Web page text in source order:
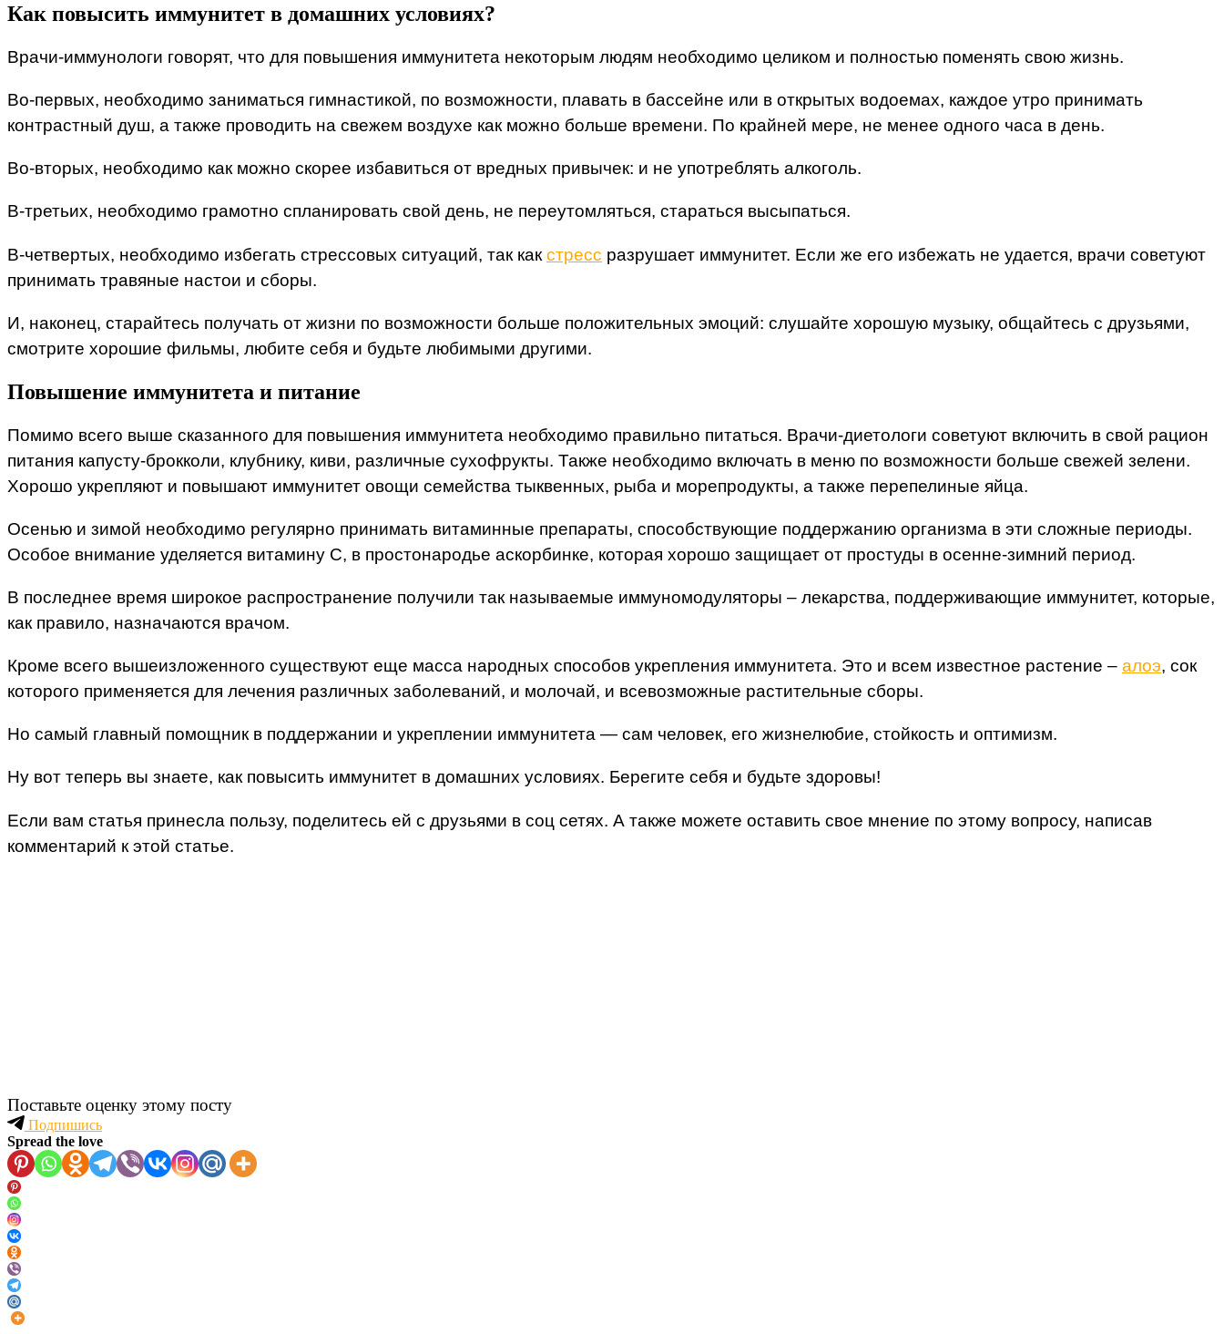
Как повысить иммунитет в домашних условиях?
Врачи-иммунологи говорят, что для повышения иммунитета некоторым людям необходимо целиком и полностью поменять свою жизнь.
Во-первых, необходимо заниматься гимнастикой, по возможности, плавать в бассейне или в открытых водоемах, каждое утро принимать
контрастный душ, а также проводить на свежем воздухе как можно больше времени. По крайней мере, не менее одного часа в день.
Во-вторых, необходимо как можно скорее избавиться от вредных привычек: и не употреблять алкоголь.
В-третьих, необходимо грамотно спланировать свой день, не переутомляться, стараться высыпаться.
В-четвертых, необходимо избегать стрессовых ситуаций, так как стресс разрушает иммунитет. Если же его избежать не удается, врачи советуют
принимать травяные настои и сборы.
И, наконец, старайтесь получать от жизни по возможности больше положительных эмоций: слушайте хорошую музыку, общайтесь с друзьями,
смотрите хорошие фильмы, любите себя и будьте любимыми другими.
Повышение иммунитета и питание
Помимо всего выше сказанного для повышения иммунитета необходимо правильно питаться. Врачи-диетологи советуют включить в свой рацион
питания капусту-брокколи, клубнику, киви, различные сухофрукты. Также необходимо включать в меню по возможности больше свежей зелени.
Хорошо укрепляют и повышают иммунитет овощи семейства тыквенных, рыба и морепродукты, а также перепелиные яйца.
Осенью и зимой необходимо регулярно принимать витаминные препараты, способствующие поддержанию организма в эти сложные периоды.
Особое внимание уделяется витамину С, в простонародье аскорбинке, которая хорошо защищает от простуды в осенне-зимний период.
В последнее время широкое распространение получили так называемые иммуномодуляторы – лекарства, поддерживающие иммунитет, которые,
как правило, назначаются врачом.
Кроме всего вышеизложенного существуют еще масса народных способов укрепления иммунитета. Это и всем известное растение – алоэ, сок
которого применяется для лечения различных заболеваний, и молочай, и всевозможные растительные сборы.
Но самый главный помощник в поддержании и укреплении иммунитета — сам человек, его жизнелюбие, стойкость и оптимизм.
Ну вот теперь вы знаете, как повысить иммунитет в домашних условиях. Берегите себя и будьте здоровы!
Если вам статья принесла пользу, поделитесь ей с друзьями в соц сетях. А также можете оставить свое мнение по этому вопросу, написав
комментарий к этой статье.
Поставьте оценку этому посту
Подпишись
Spread the love